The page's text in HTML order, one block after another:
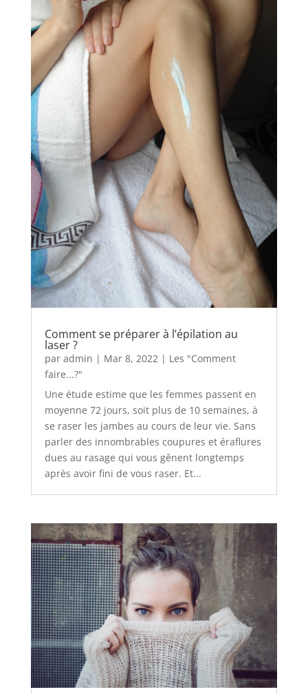
Comment se préparer à l’épilation au
laser ?
par admin | Mar 8, 2022 | Les "Comment
faire...?"
Une étude estime que les femmes passent en
moyenne 72 jours, soit plus de 10 semaines, à
se raser les jambes au cours de leur vie. Sans
parler des innombrables coupures et éraflures
dues au rasage qui vous gênent longtemps
après avoir fini de vous raser. Et...